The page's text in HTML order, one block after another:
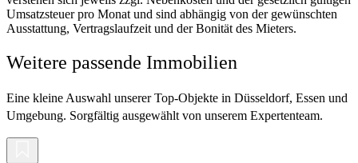
Umsatzsteuer pro Monat und sind abhängig von der gewünschten
Ausstattung, Vertragslaufzeit und der Bonität des Mieters.
Weitere passende Immobilien
Eine kleine Auswahl unserer Top-Objekte in Düsseldorf, Essen und
Umgebung. Sorgfältig ausgewählt von unserem Expertenteam.